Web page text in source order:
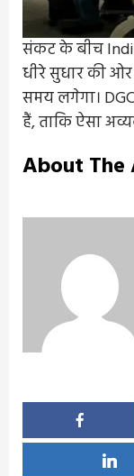
संकट के बीच
धीरे सुधार की
समय लगेगा।
हैं, ताकि ऐसा
About The